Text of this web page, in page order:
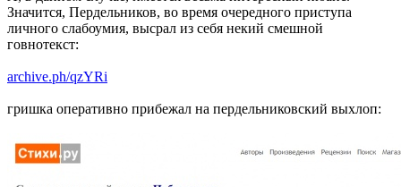
Значится, Пердельников, во время очередного приступа
личного слабоумия, высрал из себя некий смешной
говнотекст:
archive.ph/qzYRi
гришка оперативно прибежал на пердельниковский выхлоп: